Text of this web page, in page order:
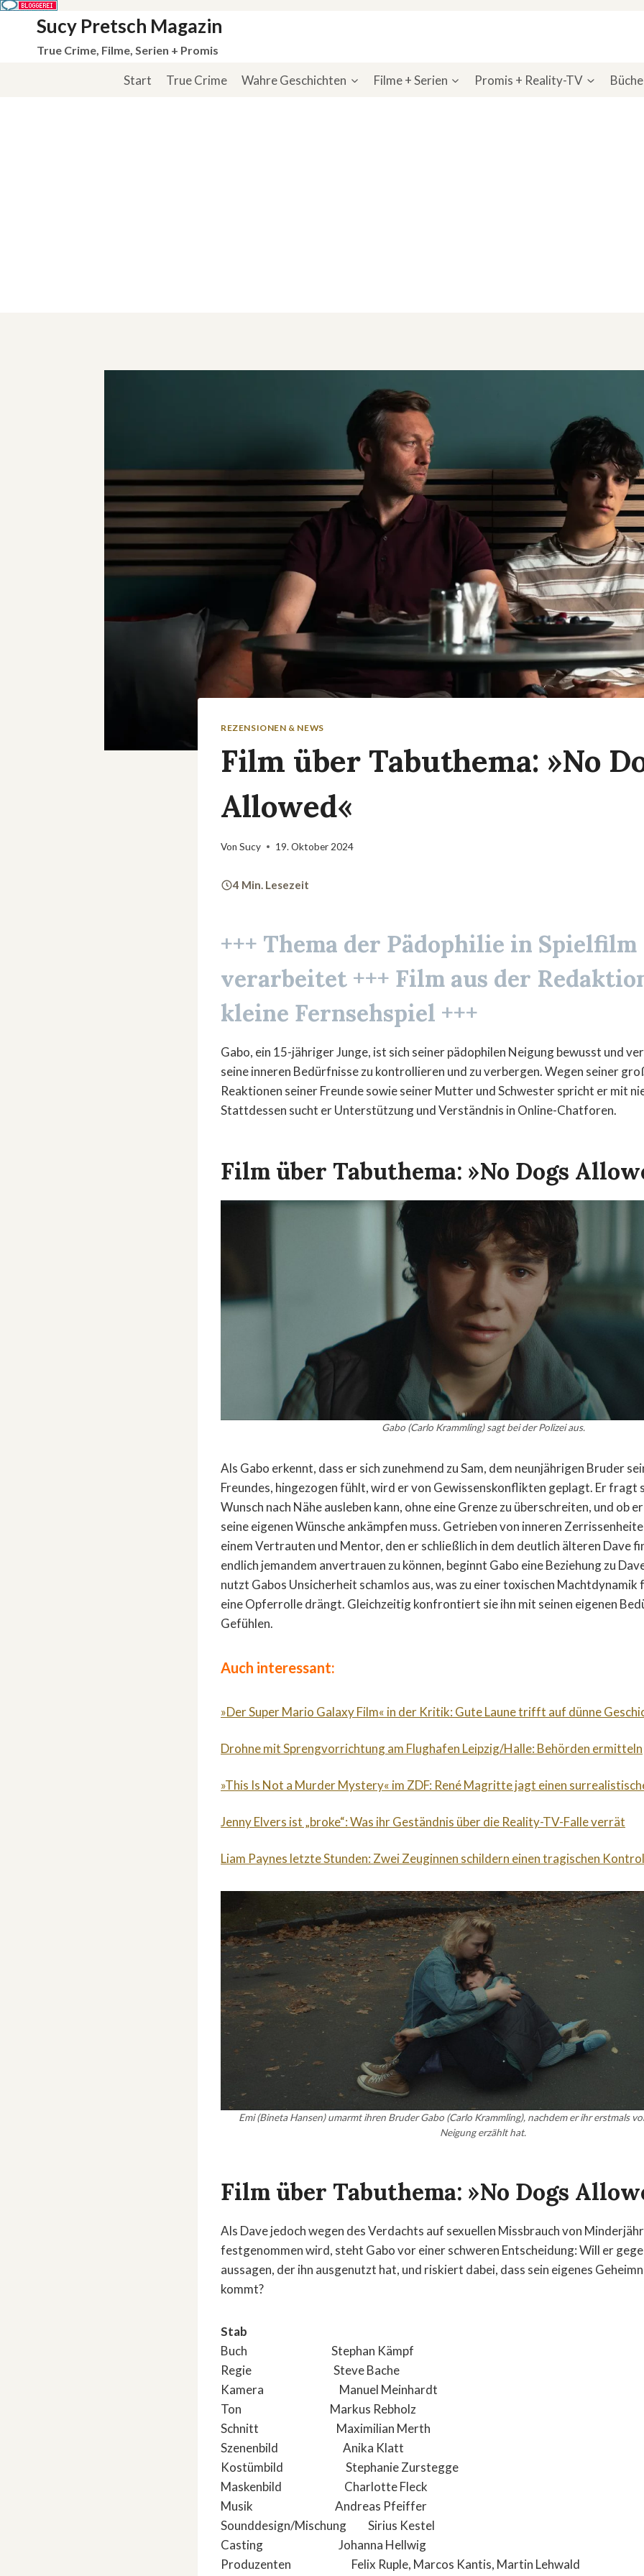
springen
Sucy Pretsch Magazin
True Crime, Filme, Serien + Promis
Start True Crime Wahre Geschichten Filme + Serien Promis + Reality-TV
REZENSIONEN & NEWS
Film über Tabuthema: »No
Allowed«
Von Sucy 19. Oktober 2024
4 Min. Lesezeit
+++ Thema der Pädophilie in Spielfilm
verarbeitet +++ Film aus der
kleine Fernsehspiel +++
Gabo, ein 15-jähriger Junge, ist sich seiner pädophilen Neigung bewusst und
seine inneren Bedürfnisse zu kontrollieren und zu verbergen. Wegen seiner
Reaktionen seiner Freunde sowie seiner Mutter und Schwester spricht er mit
Stattdessen sucht er Unterstützung und Verständnis in Online-Chatforen.
Film über Tabuthema: »No Dogs
Gabo (Carlo Krammling) sagt bei der Polizei aus.
Als Gabo erkennt, dass er sich zunehmend zu Sam, dem neunjährigen Bruder
Freundes, hingezogen fühlt, wird er von Gewissenskonflikten geplagt. Er fragt
Wunsch nach Nähe ausleben kann, ohne eine Grenze zu überschreiten, und ob
seine eigenen Wünsche ankämpfen muss. Getrieben von inneren
einem Vertrauten und Mentor, den er schließlich in dem deutlich älteren Dave
endlich jemandem anvertrauen zu können, beginnt Gabo eine Beziehung zu
nutzt Gabos Unsicherheit schamlos aus, was zu einer toxischen Machtdynamik
eine Opferrolle drängt. Gleichzeitig konfrontiert sie ihn mit seinen eigenen
Gefühlen.
Auch interessant:
»Der Super Mario Galaxy Film« in der Kritik: Gute Laune trifft auf dünne
Drohne mit Sprengvorrichtung am Flughafen Leipzig/Halle: Behörden ermitteln
»This Is Not a Murder Mystery« im ZDF: René Magritte jagt einen
Jenny Elvers ist „broke“: Was ihr Geständnis über die Reality-TV-Falle verrät
Liam Paynes letzte Stunden: Zwei Zeuginnen schildern einen tragischen
Emi (Bineta Hansen) umarmt ihren Bruder Gabo (Carlo Krammling), nachdem er ihr erstmals
Neigung erzählt hat.
Film über Tabuthema: »No Dogs
Als Dave jedoch wegen des Verdachts auf sexuellen Missbrauch von
festgenommen wird, steht Gabo vor einer schweren Entscheidung: Will er
aussagen, der ihn ausgenutzt hat, und riskiert dabei, dass sein eigenes
kommt?
Stab
Buch Stephan Kämpf
Regie Steve Bache
Kamera Manuel Meinhardt
Ton Markus Rebholz
Schnitt Maximilian Merth
Szenenbild Anika Klatt
Kostümbild Stephanie Zurstegge
Maskenbild Charlotte Fleck
Musik Andreas Pfeiffer
Sounddesign/Mischung Sirius Kestel
Casting Johanna Hellwig
Produzenten Felix Ruple, Marcos Kantis, Martin Lehwald